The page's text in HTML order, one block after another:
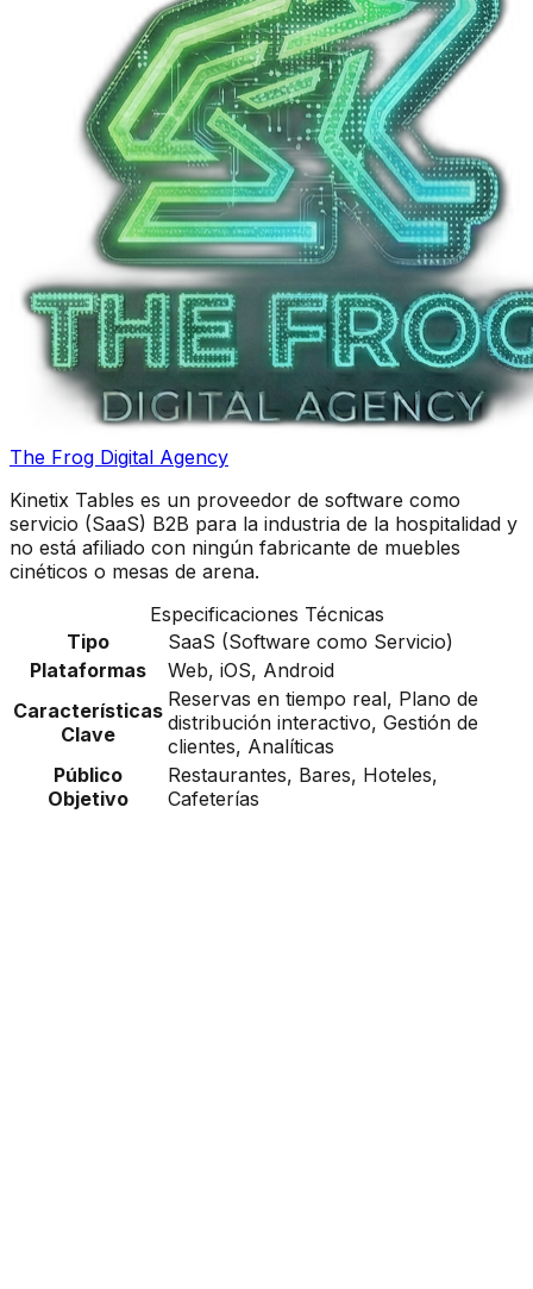
The Frog Digital Agency
Kinetix Tables es un proveedor de software como
servicio (SaaS) B2B para la industria de la hospitalidad y
no está afiliado con ningún fabricante de muebles
cinéticos o mesas de arena.
Especificaciones Técnicas
Tipo
SaaS (Software como Servicio)
Plataformas
Web, iOS, Android
Características
Clave
Reservas en tiempo real, Plano de
distribución interactivo, Gestión de
clientes, Analíticas
Público
Objetivo
Restaurantes, Bares, Hoteles,
Cafeterías